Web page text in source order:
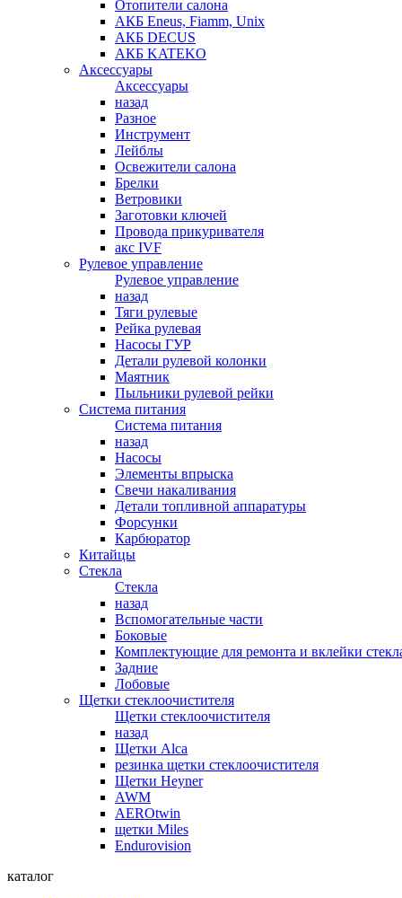
Отопители салона
АКБ Eneus, Fiamm, Unix
АКБ DECUS
АКБ KATEKO
Аксессуары
Аксессуары
назад
Разное
Инструмент
Лейблы
Освежители салона
Брелки
Ветровики
Заготовки ключей
Провода прикуривателя
акс IVF
Рулевое управление
Рулевое управление
назад
Тяги рулевые
Рейка рулевая
Насосы ГУР
Детали рулевой колонки
Маятник
Пыльники рулевой рейки
Система питания
Система питания
назад
Насосы
Элементы впрыска
Свечи накаливания
Детали топливной аппаратуры
Форсунки
Карбюратор
Китайцы
Стекла
Стекла
назад
Вспомогательные части
Боковые
Комплектующие для ремонта и вклейки
Задние
Лобовые
Щетки стеклоочистителя
Щетки стеклоочистителя
назад
Щетки Alca
резинка щетки стеклоочистителя
Щетки Heyner
AWM
AEROtwin
щетки Miles
Endurovision
каталог